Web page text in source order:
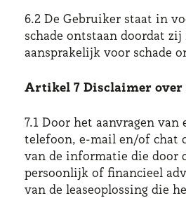
6.2 De Gebruiker staat in
schade ontstaan doordat
aansprakelijk voor schade
Artikel 7 Disclaimer over
7.1 Door het aanvragen
telefoon, e-mail en/of chat
van de informatie die door
persoonlijk of financieel
van de leaseoplossing die